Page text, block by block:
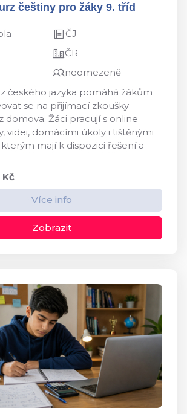
češtiny pro žáky 9. tříd
ČJ
ČR
neomezeně
českého jazyka pomáhá žákům
se na přijímací zkoušky
domova. Žáci pracují s online
videi, domácími úkoly i tištěnými
mají k dispozici řešení a
Více info
Zobrazit